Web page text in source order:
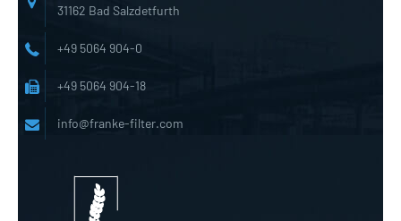
31162 Bad Salzdetfurth
+49 5064 904-0
+49 5064 904-18
info@franke-filter.com